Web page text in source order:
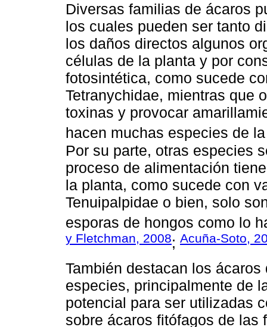
Diversas familias de ácaros
los cuales pueden ser tanto
los daños directos algunos
células de la planta y por
fotosintética, como sucede
Tetranychidae, mientras que
toxinas y provocar
hacen muchas especies de
Por su parte, otras especies
proceso de alimentación
la planta, como sucede con
Tenuipalpidae o bien, solo
esporas de hongos como lo
y Fletchman, 2008; Acuña-Soto,
También destacan los
especies, principalmente de
potencial para ser utilizadas
sobre ácaros fitófagos de las